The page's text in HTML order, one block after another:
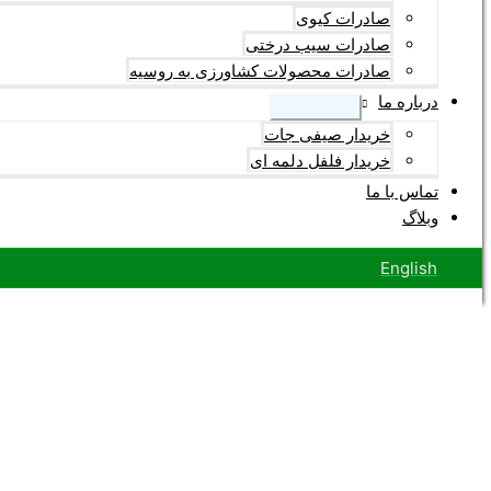
صادرات کیوی
صادرات سیب درختی
صادرات محصولات کشاورزی به روسیه
درباره ما
خریدار صیفی جات
خریدار فلفل دلمه ای
تماس با ما
وبلاگ
English